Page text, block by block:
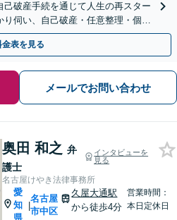
破産手続を通じて人生の再スター
り伺い、自己破産・任意整理・個人
示ししてサポート致します
金表を見る
メールでお問い合わせ
奥田 和之 弁
護士
インタビューを
見る
名古屋けやき法律事務所
愛
知
県
|
名古屋
市中区
久屋大通駅
から徒歩4分
営業時間：
本日定休日